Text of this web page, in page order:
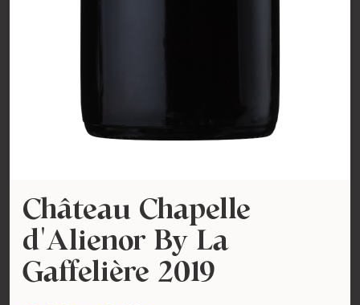
Château Chapelle
d'Alienor By La
Gaffelière 2019